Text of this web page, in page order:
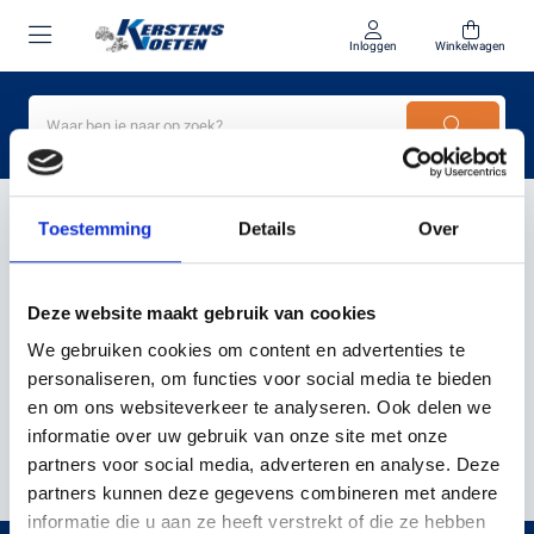
Toestemming Details Over
Deze website maakt gebruik van cookies
We gebruiken cookies om content en advertenties te
personaliseren, om functies voor social media te bieden
en om ons websiteverkeer te analyseren. Ook delen we
informatie over uw gebruik van onze site met onze
partners voor social media, adverteren en analyse. Deze
partners kunnen deze gegevens combineren met andere
informatie die u aan ze heeft verstrekt of die ze hebben
Inloggen Winkelwagen
Home Optimalisatie
OPTIMALISATIE
Filter Sorteer